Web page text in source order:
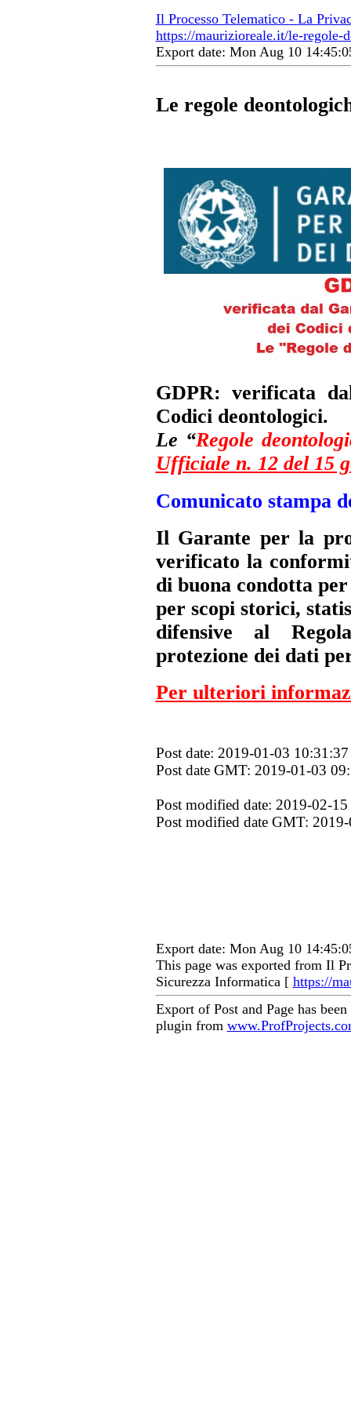
Il Processo Telematico - La
https://maurizioreale.it/le-regole-
Export date: Mon Aug 10
Le regole
GDPR: verificata
Codici deontologici.
Le “Regole
Ufficiale n. 12 del 15
Comunicato stampa
Il Garante per la
verificato la
di buona condotta
per scopi storici,
difensive al
protezione dei dati
Per ulteriori
Post date: 2019-01-03 10:31:37
Post date GMT: 2019-01-03
Post modified date: 2019-02-
Post modified date GMT:
Export date: Mon Aug 10
This page was exported from Il
Sicurezza Informatica [ https://
Export of Post and Page has
plugin from